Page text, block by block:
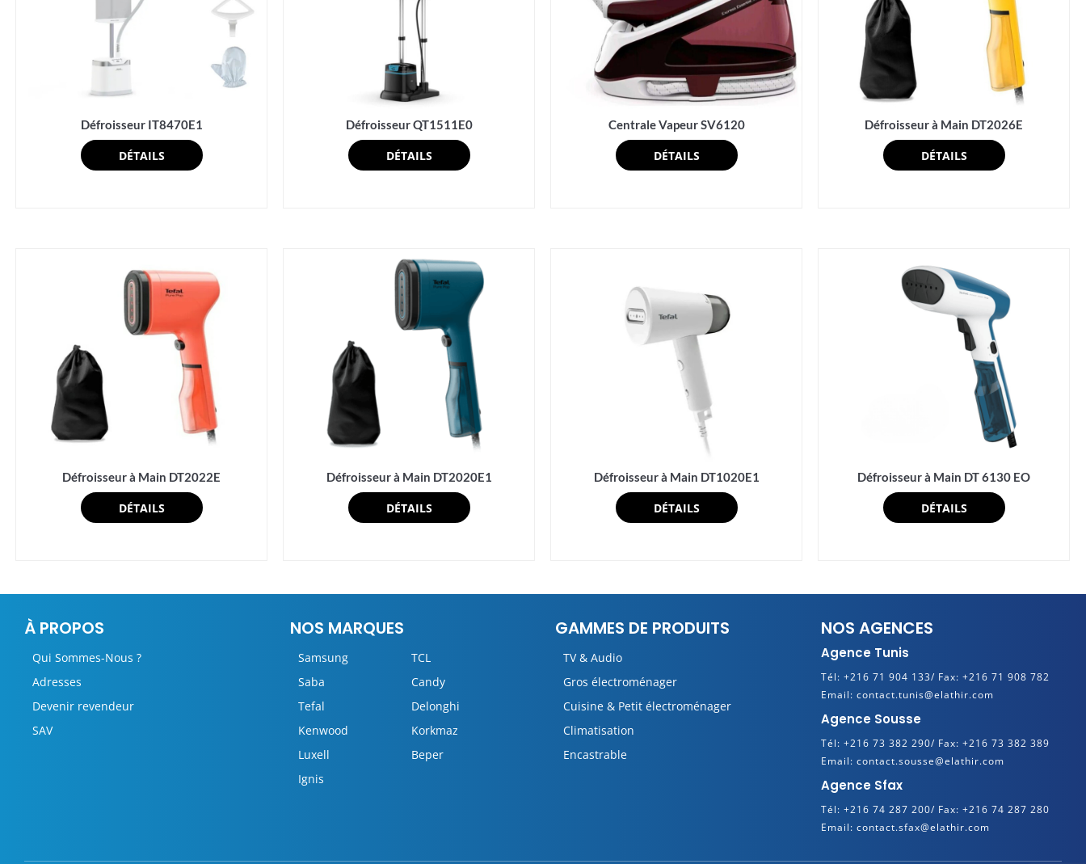
Défroisseur IT8470E1
DÉTAILS
Défroisseur QT1511E0
DÉTAILS
Centrale Vapeur SV6120
DÉTAILS
Défroisseur à Main DT2026E
DÉTAILS
Défroisseur à Main DT2022E
DÉTAILS
Défroisseur à Main DT2020E1
DÉTAILS
Défroisseur à Main DT1020E1
DÉTAILS
Défroisseur à Main DT 6130 EO
DÉTAILS
À PROPOS
Qui Sommes-Nous ?
Adresses
Devenir revendeur
SAV
NOS MARQUES
Samsung
TCL
Saba
Candy
Tefal
Delonghi
Kenwood
Korkmaz
Luxell
Beper
Ignis
GAMMES DE PRODUITS
TV & Audio
Gros électroménager
Cuisine & Petit électroménager
Climatisation
Encastrable
NOS AGENCES
Agence Tunis
Tél: +216 71 904 133/ Fax: +216 71 908 782
Email: contact.tunis@elathir.com
Agence Sousse
Tél: +216 73 382 290/ Fax: +216 73 382 389
Email: contact.sousse@elathir.com
Agence Sfax
Tél: +216 74 287 200/ Fax: +216 74 287 280
Email: contact.sfax@elathir.com